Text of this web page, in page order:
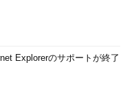
Explorerのサポートが終了